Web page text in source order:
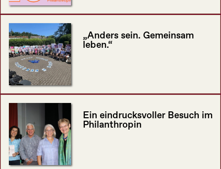
„Anders sein. Gemeinsam
leben.“
Ein eindrucksvoller Besuch im
Philanthropin